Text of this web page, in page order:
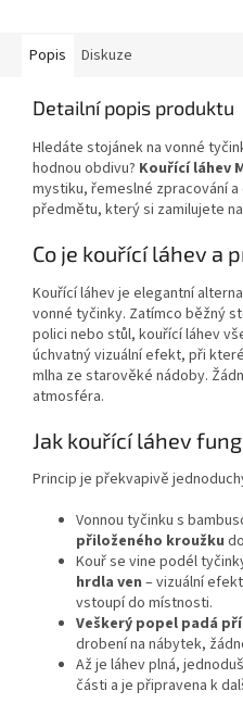
Popis Diskuze
Detailní popis produktu
Hledáte stojánek na vonné
hodnou obdivu? Kouřící láhev
mystiku, řemeslné zpracování
předmětu, který si zamilujete
Co je kouřící láhev a
Kouřící láhev je elegantní
vonné tyčinky. Zatímco běžný
polici nebo stůl, kouřící láhev
úchvatný vizuální efekt, při
mlha ze starověké nádoby.
atmosféra.
Jak kouřící láhev
Princip je překvapivě
Vonnou tyčinku s
přiloženého kroužku
Kouř se vine podél
hrdla ven – vizuální
vstoupí do místnosti.
Veškerý popel padá
drobení na nábytek,
Až je láhev plná,
části a je připravena k